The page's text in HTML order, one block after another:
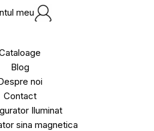
meu
Blog
noi
Contact
Iluminat
sina magnetica